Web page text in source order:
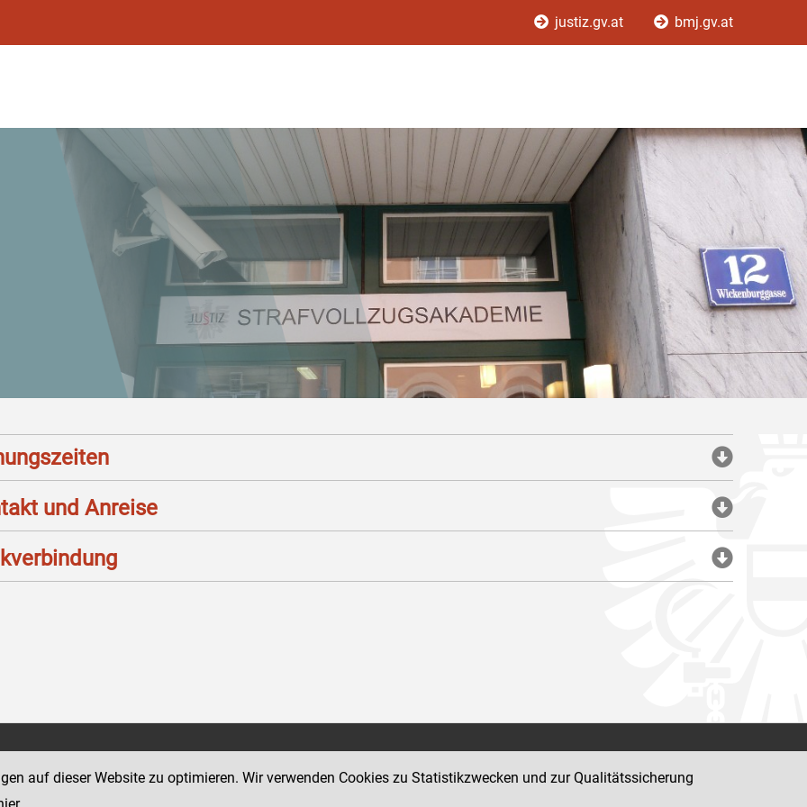
justiz.gv.at bmj.gv.at
und Anreise
12
der Justiz und des BMJ
Impressum
auf dieser Website zu optimieren. Wir verwenden Cookies zu Statistikzwecken und zur Qualitätssicherung